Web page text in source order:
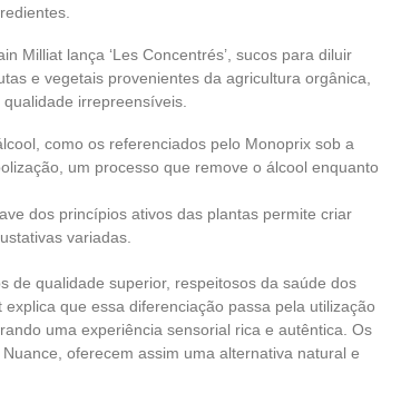
Milliat lança ‘Les Concentrés’, sucos para diluir
e vegetais provenientes da agricultura orgânica,
irrepreensíveis.
como os referenciados pelo Monoprix sob a
um processo que remove o álcool enquanto
dos princípios ativos das plantas permite criar
variadas.
de qualidade superior, respeitosos da saúde dos
que essa diferenciação passa pela utilização
uma experiência sensorial rica e autêntica. Os
oferecem assim uma alternativa natural e